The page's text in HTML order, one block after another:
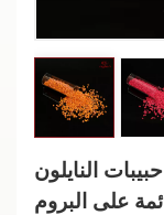
حبيبات النايلون PA66 GF20 المقاومة للهب